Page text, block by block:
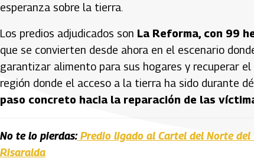
esperanza sobre la tierra.
Los predios adjudicados son La Reforma, con 99
que se convierten desde ahora en el escenario
garantizar alimento para sus hogares y recuperar
región donde el acceso a la tierra ha sido durante
paso concreto hacia la reparación de las
No te lo pierdas: Predio ligado al Cartel del Norte
Risaralda